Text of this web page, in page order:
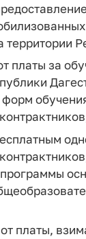
платы за
платы,